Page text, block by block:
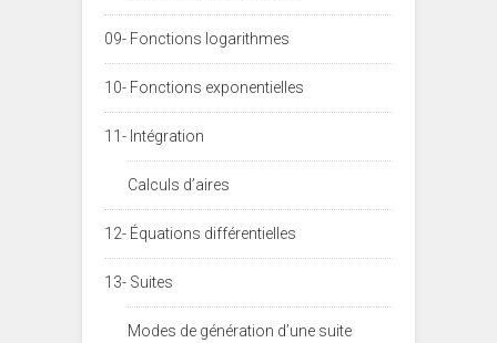
09- Fonctions logarithmes
10- Fonctions exponentielles
11- Intégration
Calculs d’aires
12- Équations différentielles
13- Suites
Modes de génération d’une suite